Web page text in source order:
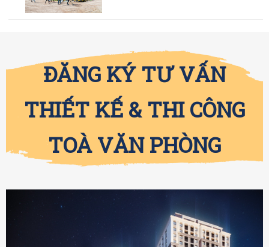
ĐĂNG KÝ TƯ VẤN
THIẾT KẾ & THI CÔNG
TOÀ VĂN PHÒNG